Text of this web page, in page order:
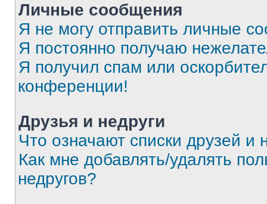
Личные сообщения
Я не могу отправить личные
Я постоянно получаю
Я получил спам или
конференции!
Друзья и недруги
Что означают списки друзей и
Как мне добавлять/удалять
недругов?